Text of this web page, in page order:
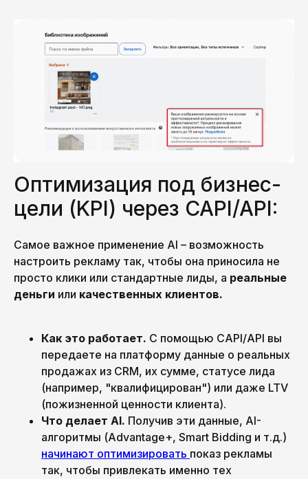
Оптимизация под бизнес-
цели (KPI) через CAPI/API:
Самое важное применение AI – возможность
настроить рекламу так, чтобы она приносила не
просто клики или стандартные лиды, а реальные
деньги или качественных клиентов.
Как это работает. С помощью CAPI/API вы
передаете на платформу данные о реальных
продажах из CRM, их сумме, статусе лида
(например, "квалифицирован") или даже LTV
(пожизненной ценности клиента).
Что делает AI. Получив эти данные, AI-
алгоритмы (Advantage+, Smart Bidding и т.д.)
начинают оптимизировать показ рекламы
так, чтобы привлекать именно тех